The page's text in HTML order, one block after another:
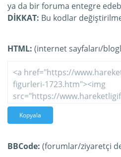
ya da bir foruma entegre
DİKKAT: Bu kodlar
HTML: (internet sayfaları/
Kopyala
BBCode: (forumlar/ziyaretçi